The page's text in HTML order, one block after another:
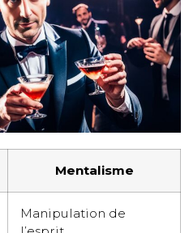
Mentalisme
Manipulation de